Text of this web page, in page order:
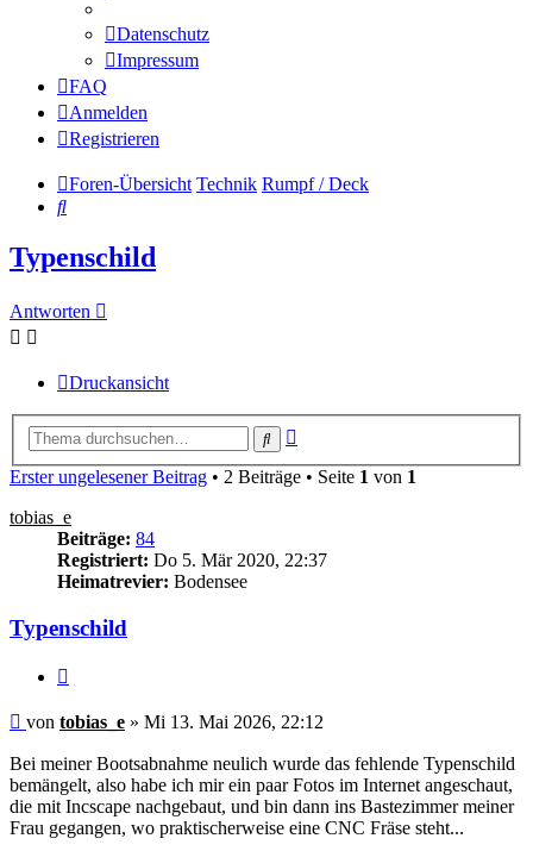
Datenschutz
Impressum
FAQ
Anmelden
Registrieren
Foren-Übersicht Technik Rumpf / Deck
Suche
Typenschild
Antworten
Druckansicht
Suche
Erster ungelesener Beitrag • 2 Beiträge • Seite 1 von 1
tobias_e
Beiträge: 84
Registriert: Do 5. Mär 2020, 22:37
Heimatrevier: Bodensee
Typenschild
Ungelesener
von tobias_e » Mi 13. Mai 2026, 22:12
Bei meiner Bootsabnahme neulich wurde das fehlende Typenschild
bemängelt, also habe ich mir ein paar Fotos im Internet angeschaut,
die mit Incscape nachgebaut, und bin dann ins Bastezimmer meiner
Frau gegangen, wo praktischerweise eine CNC Fräse steht...